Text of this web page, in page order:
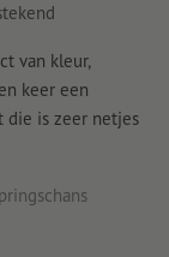
van kleur,
keer een
die is zeer netjes